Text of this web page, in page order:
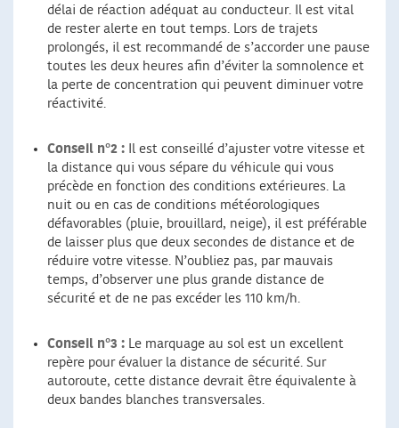
délai de réaction adéquat au conducteur. Il est vital
de rester alerte en tout temps. Lors de trajets
prolongés, il est recommandé de s’accorder une pause
toutes les deux heures afin d’éviter la somnolence et
la perte de concentration qui peuvent diminuer votre
réactivité.
Conseil n°2 : Il est conseillé d’ajuster votre vitesse et
la distance qui vous sépare du véhicule qui vous
précède en fonction des conditions extérieures. La
nuit ou en cas de conditions météorologiques
défavorables (pluie, brouillard, neige), il est préférable
de laisser plus que deux secondes de distance et de
réduire votre vitesse. N’oubliez pas, par mauvais
temps, d’observer une plus grande distance de
sécurité et de ne pas excéder les 110 km/h.
Conseil n°3 : Le marquage au sol est un excellent
repère pour évaluer la distance de sécurité. Sur
autoroute, cette distance devrait être équivalente à
deux bandes blanches transversales.